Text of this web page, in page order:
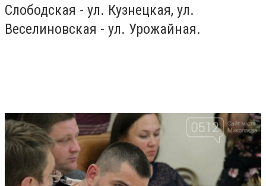
Слободская - ул. Кузнецкая, ул.
Веселиновская - ул. Урожайная.